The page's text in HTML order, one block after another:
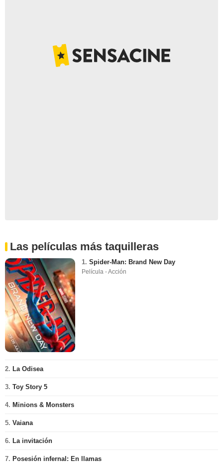
Las películas más taquilleras
1. Spider-Man: Brand New Day
Película - Acción
2. La Odisea
3. Toy Story 5
4. Minions & Monsters
5. Vaiana
6. La invitación
7. Posesión infernal: En llamas